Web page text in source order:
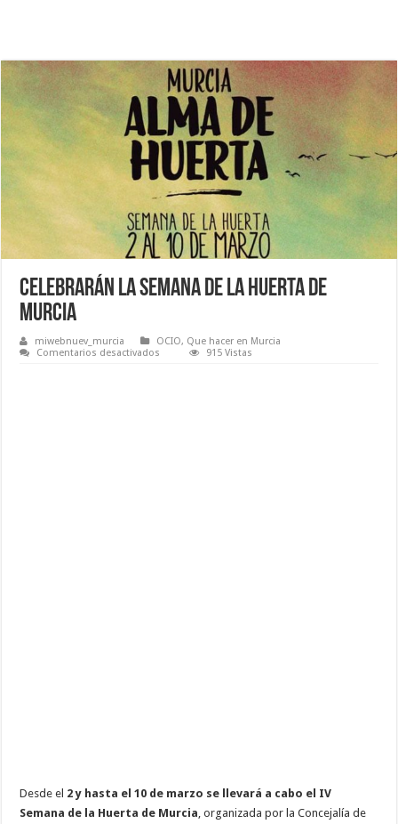
Celebrarán la Semana de la Huerta de
Murcia
miwebnuev_murcia OCIO, Que hacer en Murcia
Comentarios desactivados
915 Vistas
Desde el 2 y hasta el 10 de marzo se llevará a cabo el IV
Semana de la Huerta de Murcia , organizada por la Concejalía de